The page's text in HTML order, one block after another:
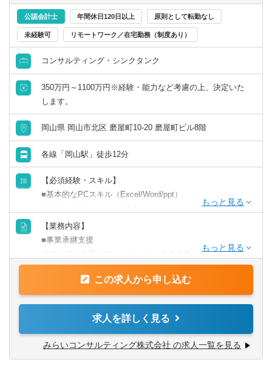
公認会計士 年間休日120日以上 原則として転勤なし
未経験可 リモートワーク／在宅勤務（制度あり）
コンサルティング・シンクタンク
350万円～1100万円※経験・能力など考慮の上、決定いた
します。
岡山県 岡山市北区 磨屋町10-20 磨屋町ビル8階
各線「岡山駅」徒歩12分
【必須経験・スキル】
■基本的なPCスキル（Excel/Word/ppt）
■税理士/実務経験3年以上（一般事業会社経験尚可）
■税理士試験2科目以上合格者/実務経験5年以上（一般事業
■公認会計士/実務経験3年以上
■公認会計士短答式試験合格者/実務経験3年以上（一般事業
■フィナンシャルプランナー（2級、1級尚可）/実務経験3年
※上記資格がある方以外にも募集しております。
【歓迎経験・スキル】
【業務内容】
■事業承継支援
地域に拠点を置くファミリービジネス企業から、IPOを目
経営者との対話を通じて企業に最適な事業承継プランを共
長の”実現”を支援します。事業承継・組織再編の実施により
顕在化するさまざまな経営課題に、公認会計士・税理士・
社会保険労務士・司法書士などの専門家がお客さまに合わ
この求人から申し込む
求人を詳しく見る
みらいコンサルティング株式会社 の求人一覧を見る
管理職求人
オンライン面接／WEB面接（実績あり）
語学
中国語を活かす